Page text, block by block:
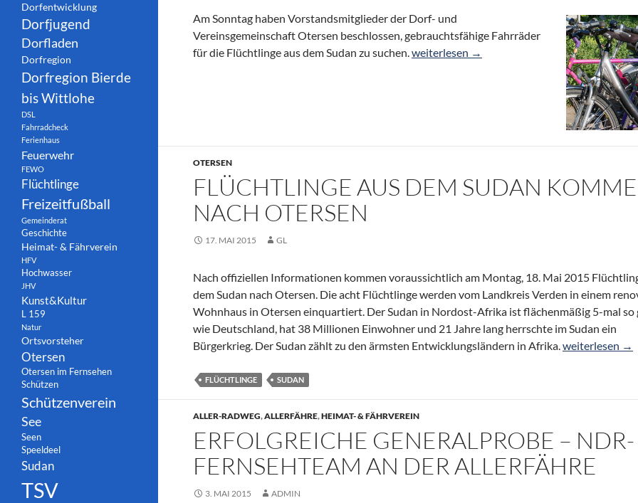
Am Sonntag haben Vorstandsmitglieder der Dorf- und
Vereinsgemeinschaft Otersen beschlossen, gebrauchtsfähige Fahrräder
für die Flüchtlinge aus dem Sudan zu suchen.Dorf- & Vereinsgemeinschaft sucht Fahrräder
weiterlesen →
OTERSEN
FLÜCHTLINGE AUS DEM SUDAN
NACH OTERSEN
17. MAI 2015 GL
Nach offiziellen Informationen kommen voraussichtlich am Montag, 18. Mai 2015
dem Sudan nach Otersen. Die acht Flüchtlinge werden vom Landkreis Verden in einem
Wohnhaus in Otersen einquartiert. Der Sudan in Nordost-Afrika ist flächenmäßig 5-mal so
wie Deutschland, hat 38 Millionen Einwohner und 21 Jahre lang herrschte im Sudan ein
Bürgerkrieg. Der Sudan zählt zu den ärmsten Entwicklungsländern in Afrika.Flüchtlinge aus
weiterlesen →
FLÜCHTLINGE SUDAN
ALLER-RADWEG,ALLERFÄHRE,HEIMAT- & FÄHRVEREIN
ERFOLGREICHE GENERALPROBE – NDR-
FERNSEHTEAM AN DER ALLERFÄHRE
3. MAI 2015 ADMIN
Dorfentwicklung
Dorfjugend
Dorfladen
Dorfregion
Dorfregion Bierde
bis Wittlohe
DSL
Fahrradcheck
Ferienhaus
Feuerwehr
FEWO
Flüchtlinge
Freizeitfußball
Gemeinderat
Geschichte
Heimat- & Fährverein
HFV
Hochwasser
JHV
Kunst&Kultur
L 159
Natur
Ortsvorsteher
Otersen
Otersen im Fernsehen
Schützen
Schützenverein
See
Seen
Speeldeel
Sudan
TSV